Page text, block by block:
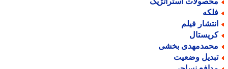
فیلم
بخشی
وضعیت